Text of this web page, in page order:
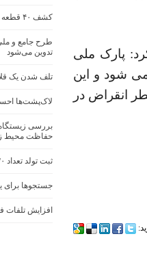
پارک ملی
شود و این
انقراض در
کشف ۴۰ قطعه قزل‌آلای خال ‌قرمز از صیاد غیرمجاز
طرح جامع و
تدوین می‌شود
تلف شدن یک
لاک‌پشت‌ها
بررسی
حفاظت محیط
ثبت تولد تعداد ۷۰ نوزاد گاندو برای اولین‌بار در ایران
جستجوها برای
افزایش